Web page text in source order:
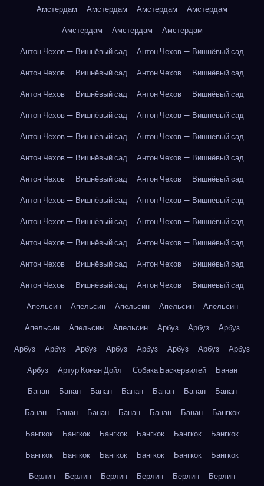
Амстердам
Амстердам Амстердам
Амстердам
Амстердам
Амстердам
Амстердам
Антон Чехов — Вишнёвый сад
Антон Чехов — Вишнёвый сад
Антон Чехов — Вишнёвый сад
Антон Чехов — Вишнёвый сад
Антон Чехов — Вишнёвый сад
Антон Чехов — Вишнёвый сад
Антон Чехов — Вишнёвый сад
Антон Чехов — Вишнёвый сад
Антон Чехов — Вишнёвый сад
Антон Чехов — Вишнёвый сад
Антон Чехов — Вишнёвый сад
Антон Чехов — Вишнёвый сад
Антон Чехов — Вишнёвый сад
Антон Чехов — Вишнёвый сад
Антон Чехов — Вишнёвый сад
Антон Чехов — Вишнёвый сад
Антон Чехов — Вишнёвый сад
Антон Чехов — Вишнёвый сад
Антон Чехов — Вишнёвый сад
Антон Чехов — Вишнёвый сад
Антон Чехов — Вишнёвый сад
Антон Чехов — Вишнёвый сад
Антон Чехов — Вишнёвый сад
Антон Чехов — Вишнёвый сад
Апельсин
Апельсин Апельсин Апельсин
Апельсин
Апельсин
Апельсин Апельсин Арбуз Арбуз
Арбуз
Арбуз
Арбуз Арбуз Арбуз Арбуз Арбуз Арбуз
Арбуз
Арбуз
Артур Конан Дойл — Собака Баскервилей
Банан
Банан
Банан Банан Банан Банан Банан
Банан
Банан
Банан Банан Банан Банан Банан
Бангкок
Бангкок
Бангкок Бангкок Бангкок Бангкок
Бангкок
Бангкок
Бангкок Бангкок Бангкок Бангкок
Бангкок
Берлин
Берлин Берлин Берлин Берлин Берлин